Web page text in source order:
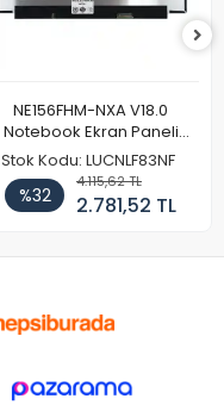
NE156FHM-NXA V18.0
Notebook Ekran Paneli
144Hz
Stok Kodu: LUCNLF83NF
%32
4.115,62 TL
2.781,52 TL